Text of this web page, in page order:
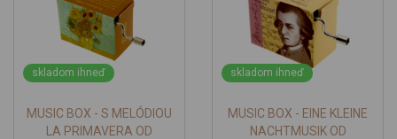
skladom ihneď
MUSIC BOX - S MELÓDIOU
LA PRIMAVERA OD
skladom ihneď
MUSIC BOX - EINE KLEINE
NACHTMUSIK OD